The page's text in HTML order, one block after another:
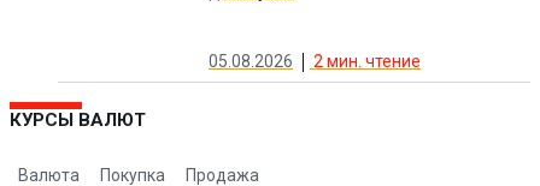
05.08.2026 2 мин. чтение
КУРСЫ ВАЛЮТ
Валюта Покупка Продажа